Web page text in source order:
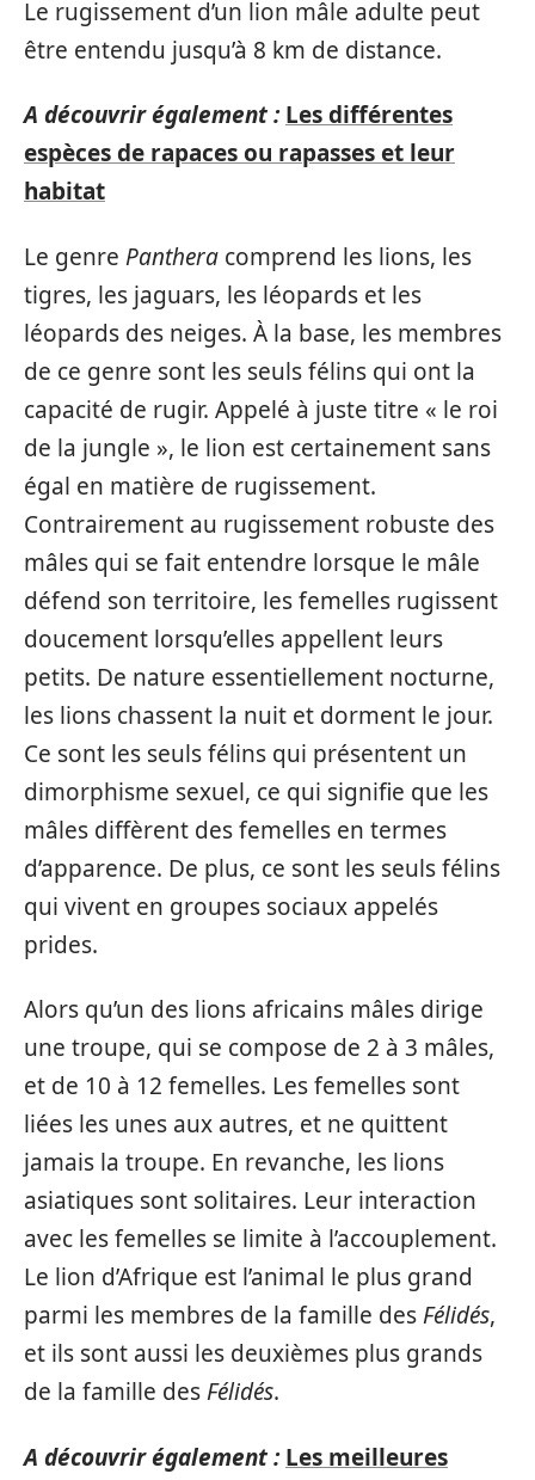
Le rugissement d’un lion mâle adulte peut
être entendu jusqu’à 8 km de distance.
A découvrir également : Les différentes
espèces de rapaces ou rapasses et leur
habitat
Le genre Panthera comprend les lions, les
tigres, les jaguars, les léopards et les
léopards des neiges. À la base, les membres
de ce genre sont les seuls félins qui ont la
capacité de rugir. Appelé à juste titre « le roi
de la jungle », le lion est certainement sans
égal en matière de rugissement.
Contrairement au rugissement robuste des
mâles qui se fait entendre lorsque le mâle
défend son territoire, les femelles rugissent
doucement lorsqu’elles appellent leurs
petits. De nature essentiellement nocturne,
les lions chassent la nuit et dorment le jour.
Ce sont les seuls félins qui présentent un
dimorphisme sexuel, ce qui signifie que les
mâles diffèrent des femelles en termes
d’apparence. De plus, ce sont les seuls félins
qui vivent en groupes sociaux appelés
prides.
Alors qu’un des lions africains mâles dirige
une troupe, qui se compose de 2 à 3 mâles,
et de 10 à 12 femelles. Les femelles sont
liées les unes aux autres, et ne quittent
jamais la troupe. En revanche, les lions
asiatiques sont solitaires. Leur interaction
avec les femelles se limite à l’accouplement.
Le lion d’Afrique est l’animal le plus grand
parmi les membres de la famille desFélidés,
et ils sont aussi les deuxièmes plus grands
de la famille desFélidés.
A découvrir également : Les meilleures